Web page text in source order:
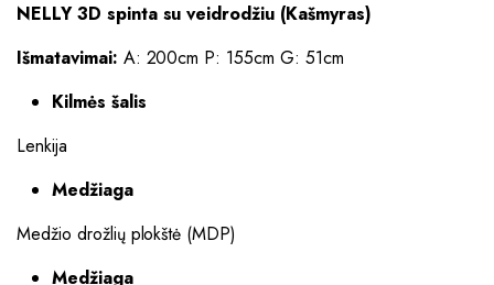
NELLY 3D spinta su veidrodžiu (Kašmyras)
Išmatavimai: A: 200cm P: 155cm G: 51cm
Kilmės šalis
Lenkija
Medžiaga
Medžio drožlių plokštė (MDP)
Medžiaga